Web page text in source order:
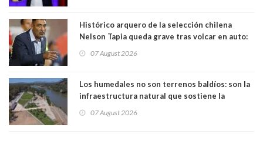
Histórico arquero de la selección chilena
Nelson Tapia queda grave tras volcar en auto:
07 August 2026
Los humedales no son terrenos baldíos: son la
infraestructura natural que sostiene la
07 August 2026